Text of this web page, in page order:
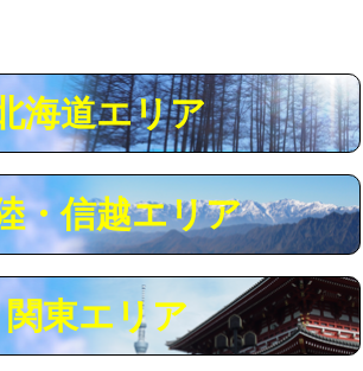
ニング鋼管・銅
使用/3ｍまで)
44,000円
ニング鋼管・銅
+8,800円
・埋め戻し作業） 11,000円~
㎝以上） 66,000円
厚さ10㎝まで） 27,500円
海道エリア
・信越エリア
関東エリア